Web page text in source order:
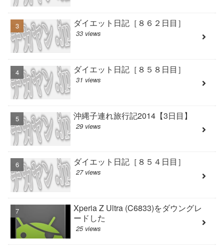
ダイエット日記［８６２日目］
33 views
ダイエット日記［８５８日目］
31 views
沖縄子連れ旅行記2014【3日目】
29 views
ダイエット日記［８５４日目］
27 views
Xperia Z Ultra (C6833)をダウングレ
ードした
25 views